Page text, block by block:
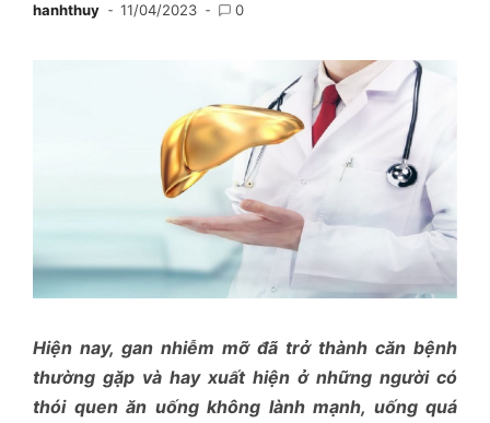
hanhthuy 11/04/2023 0
Hiện nay, gan nhiễm mỡ đã trở thành căn bệnh
thường gặp và hay xuất hiện ở những người có
thói quen ăn uống không lành mạnh, uống quá